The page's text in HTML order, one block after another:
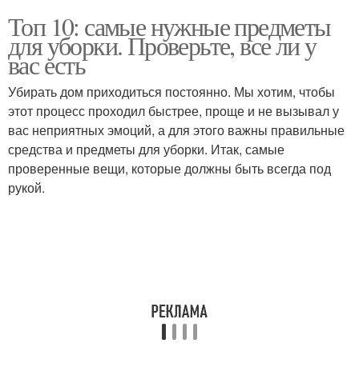
Топ 10: самые нужные предметы
для уборки. Проверьте, все ли у
вас есть
Убирать дом приходиться постоянно. Мы хотим, чтобы
этот процесс проходил быстрее, проще и не вызывал у
вас неприятных эмоций, а для этого важны правильные
средства и предметы для уборки. Итак, самые
проверенные вещи, которые должны быть всегда под
рукой.